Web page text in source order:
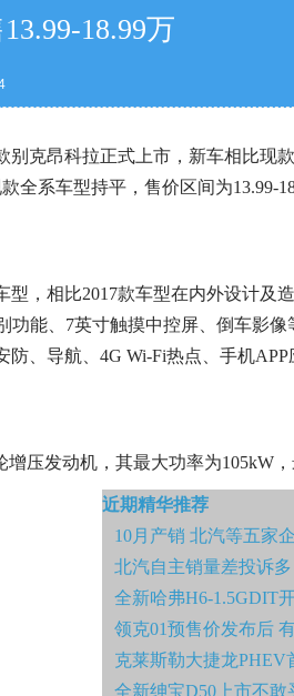
18.99万
克昂科拉正式上市，新车相比现
全系车型持平，售价区间为13.99-
，相比2017款车型在内外设计及
能、7英寸触摸中控屏、倒车影
、导航、4G Wi-Fi热点、手机APP
压发动机，其最大功率为105kW
近期精华推荐
10月产销 北汽等五家
北汽自主销量差投诉
全新哈弗H6-1.5GDIT
领克01预售价发布后
克莱斯勒大捷龙PHEV
全新绅宝D50上市不敢